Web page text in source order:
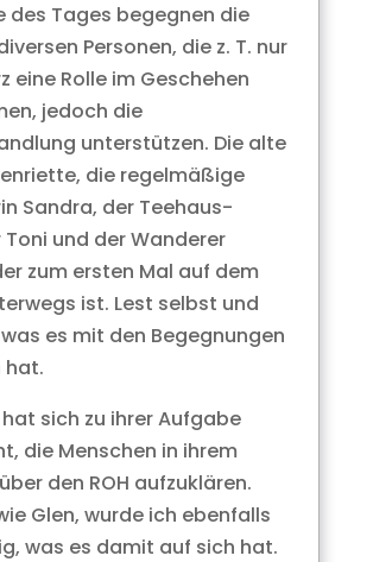
des Tages begegnen die
Personen, die z. T. nur
eine Rolle im Geschehen
jedoch die
unterstützen. Die alte
die regelmäßige
Sandra, der Teehaus-
Toni und der Wanderer
zum ersten Mal auf dem
ist. Lest selbst und
es mit den Begegnungen
hat.
sich zu ihrer Aufgabe
die Menschen in ihrem
den ROH aufzuklären.
Glen, wurde ich ebenfalls
was es damit auf sich hat.